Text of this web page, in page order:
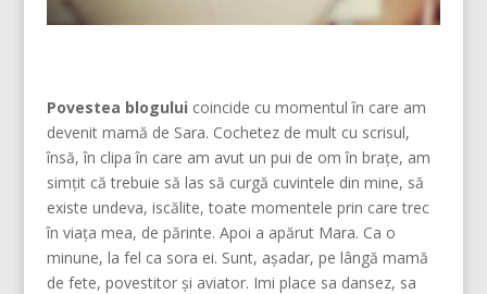
Povestea blogului coincide cu momentul în care am
devenit mamă de Sara. Cochetez de mult cu scrisul,
însă, în clipa în care am avut un pui de om în brațe, am
simțit că trebuie să las să curgă cuvintele din mine, să
existe undeva, iscălite, toate momentele prin care trec
în viața mea, de părinte. Apoi a apărut Mara. Ca o
minune, la fel ca sora ei. Sunt, așadar, pe lângă mamă
de fete, povestitor și aviator. Imi place sa dansez, sa